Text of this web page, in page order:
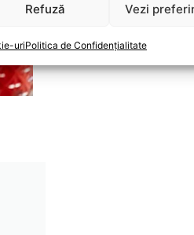
Refuză Vezi
uriPolitica de Confidențialitate
sau reduceri
Preț:69 lei/